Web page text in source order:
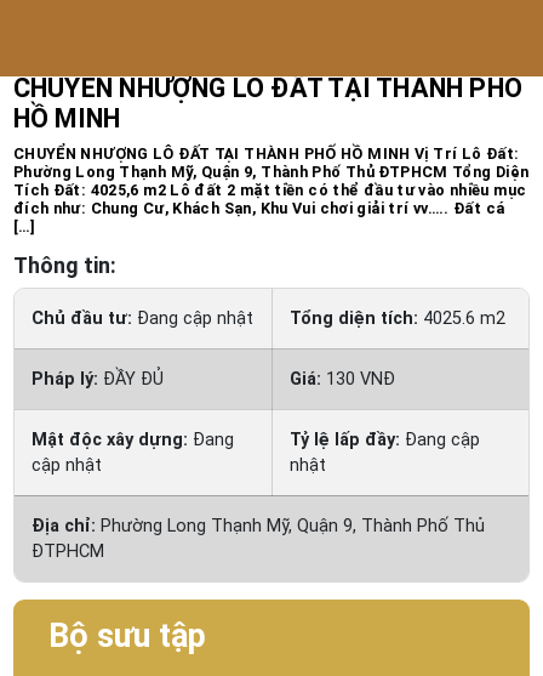
CHUYỂN NHƯỢNG LÔ ĐẤT TẠI THÀNH PHỐ
HỒ MINH
CHUYỂN NHƯỢNG LÔ ĐẤT TẠI THÀNH PHỐ HỒ MINH Vị Trí Lô Đất:
Phường Long Thạnh Mỹ, Quận 9, Thành Phố Thủ ĐTPHCM Tổng Diện
Tích Đất: 4025,6 m2 Lô đất 2 mặt tiền có thể đầu tư vào nhiều mục
đích như: Chung Cư, Khách Sạn, Khu Vui chơi giải trí vv….. Đất cá
[…]
Thông tin:
Chủ đầu tư: Đang cập nhật Tổng diện tích: 4025.6 m2
Pháp lý: ĐẦY ĐỦ Giá: 130 VNĐ
Mật độc xây dựng: Đang
cập nhật
Tỷ lệ lấp đầy: Đang cập
nhật
Địa chỉ: Phường Long Thạnh Mỹ, Quận 9, Thành Phố Thủ
ĐTPHCM
Bộ sưu tập